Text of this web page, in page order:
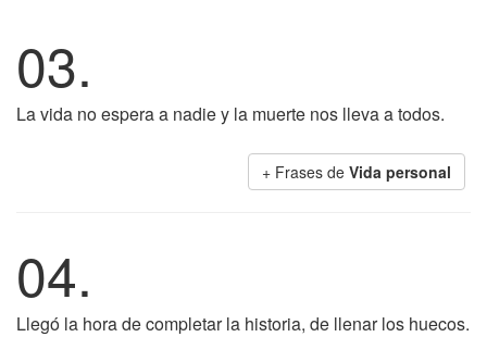
03.
La vida no espera a nadie y la muerte nos lleva a todos.
+ Frases de Vida personal
04.
Llegó la hora de completar la historia, de llenar los huecos.